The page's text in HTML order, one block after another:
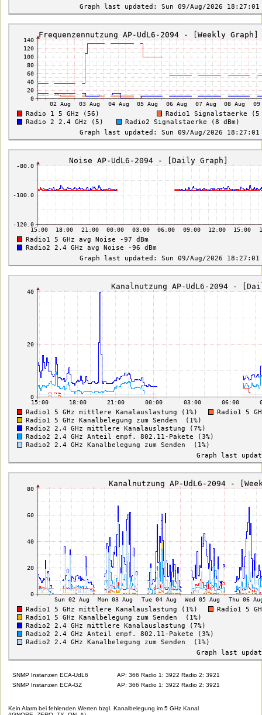
SNMP Instanzen ECA-UdL6
AP: 366 Radio 1: 3922 Radio 2: 3921
SNMP Instanzen ECA-GZ
AP: 366 Radio 1: 3922 Radio 2: 3921
Kein Alarm bei fehlenden Werten bzgl. Kanalbelegung im 5 GHz Kanal